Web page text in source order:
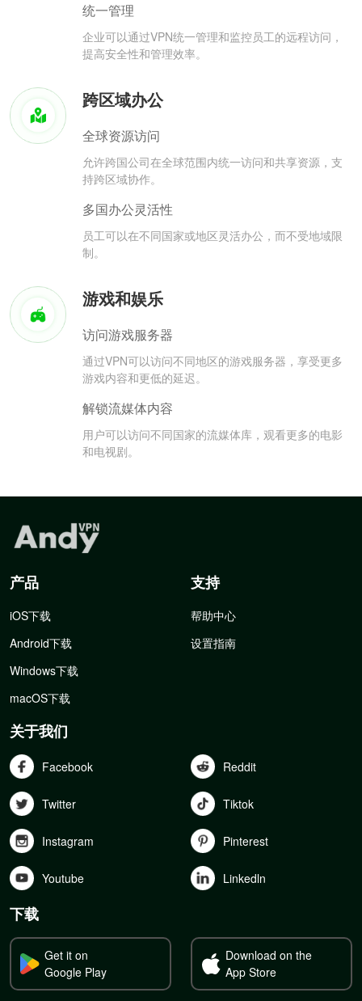
统一管理
企业可以通过VPN统一管理和监控员工的远程访问，
提高安全性和管理效率。
跨区域办公
全球资源访问
允许跨国公司在全球范围内统一访问和共享资源，支
持跨区域协作。
多国办公灵活性
员工可以在不同国家或地区灵活办公，而不受地域限
制。
游戏和娱乐
访问游戏服务器
通过VPN可以访问不同地区的游戏服务器，享受更多
游戏内容和更低的延迟。
解锁流媒体内容
用户可以访问不同国家的流媒体库，观看更多的电影
和电视剧。
产品
iOS下载
Android下载
Windows下载
macOS下载
支持
帮助中心
设置指南
关于我们
Facebook Reddit
Twitter Tiktok
Instagram Pinterest
Youtube Linkedln
下载
Get it on
Google Play
Download on the
App Store